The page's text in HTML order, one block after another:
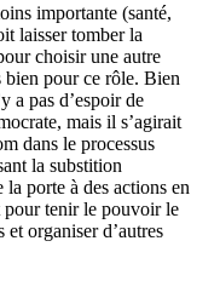
importante (santé,
laisser tomber la
choisir une autre
bien pour ce rôle. Bien
a pas d’espoir de
mais il s’agirait
dans le processus
la substition
porte à des actions en
pour tenir le pouvoir le
organiser d’autres